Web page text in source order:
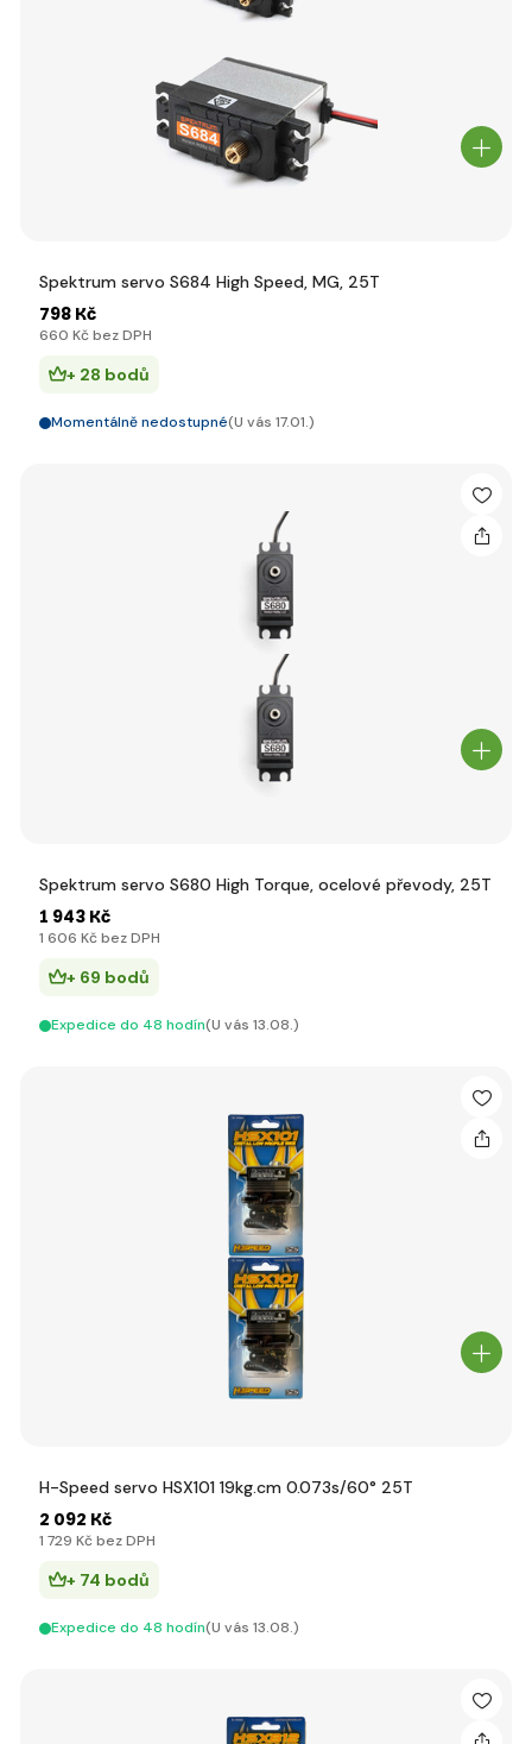
Spektrum servo S684 High Speed, MG, 25T
798 Kč
660 Kč bez DPH
+ 28 bodů
Momentálně nedostupné(U vás 17.01.)
Spektrum servo S680 High Torque, ocelové převody, 25T
1 943 Kč
1 606 Kč bez DPH
+ 69 bodů
Expedice do 48 hodín(U vás 13.08.)
H-Speed servo HSX101 19kg.cm 0.073s/60° 25T
2 092 Kč
1 729 Kč bez DPH
+ 74 bodů
Expedice do 48 hodín(U vás 13.08.)